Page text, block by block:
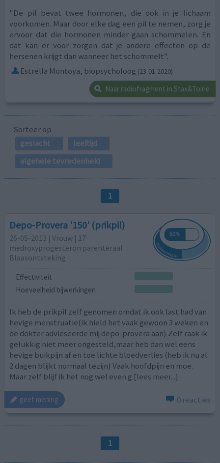
"De pil bevat twee hormonen, die ook in je lichaam
voorkomen. Maar door elke dag een pil te nemen, zorg je
ervoor dat die hormonen minder gaan schommelen. En
dat kan er voor zorgen dat je andere effecten op de
hersenen krijgt dan wanneer het schommelt".
Estrella Montoya, biopsycholoog (23-01-2020)
Naar radiofragment in Stax&Toine
Sorteer op
geslacht
leeftijd
algehele tevredenheid
1
Depo-Provera '150' (prikpil)
26-05-2013 | Vrouw | 17
medroxyprogesteron parenteraal
Blaasontsteking
Effectiviteit
Hoeveelheid bijwerkingen
Ik heb de prikpil zelf genomen omdat ik ook last had van
hevige menstruatie(ik hield het vaak gewoon 3 weken en
de dokter advieseerde mij depo-provera aan) Zelf raak ik
gelukkig niet meer ongesteld,maar heb dan wel eens
hevige buikpijn af en toe lichte bloedverlies (heb ik nu al
2 dagen blijkt normaal tezijn) Vaak hoofdpijn en moe.
Maar zelf blijf ik het nog wel even g [lees meer...]
geef mening 0 reacties
1